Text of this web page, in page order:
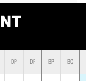
DP DF BP BC